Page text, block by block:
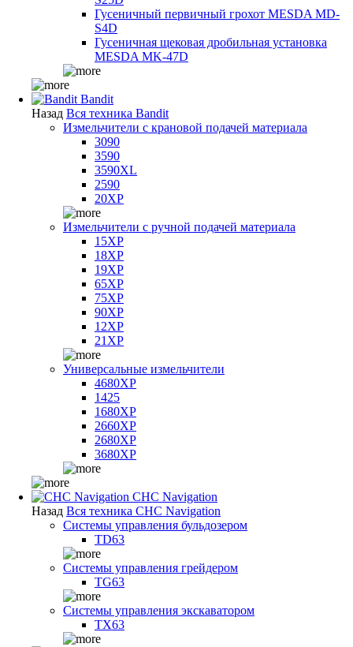
Гусеничный первичный грохот MESDA MD-
S4D
Гусеничная щековая дробильная установка
MESDA MK-47D
Bandit
Назад Вся техника Bandit
Измельчители с крановой подачей материала
3090
3590
3590XL
2590
20XP
Измельчители с ручной подачей материала
15XP
18XP
19XP
65XP
75XP
90XP
12XP
21XP
Универсальные измельчители
4680XP
1425
1680XP
2660XP
2680XP
3680XP
CHC Navigation
Назад Вся техника CHC Navigation
Системы управления бульдозером
TD63
Системы управления грейдером
TG63
Системы управления экскаватором
TX63